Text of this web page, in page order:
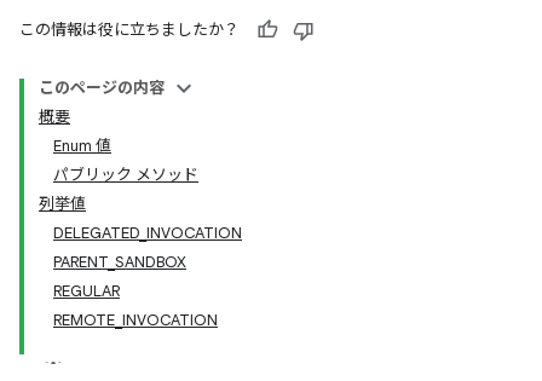
この情報は役に立ちましたか？
このページの内容
概要
Enum 値
パブリック メソッド
列挙値
DELEGATED_INVOCATION
PARENT_SANDBOX
REGULAR
REMOTE_INVOCATION